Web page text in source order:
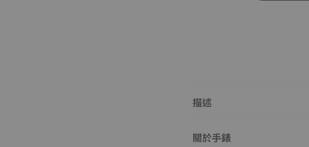
描述
關於手錶